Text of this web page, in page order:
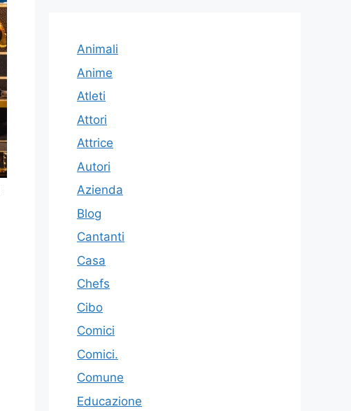
Animali
Anime
Atleti
Attori
Attrice
Autori
Azienda
Blog
Cantanti
Casa
Chefs
Cibo
Comici
Comici.
Comune
Educazione